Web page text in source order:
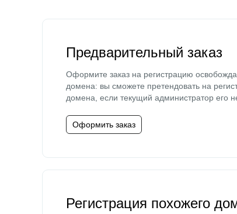
Предварительный заказ
Оформите заказ на регистрацию
домена: вы сможете претендовать на
домена, если текущий администратор его
Оформить заказ
Регистрация похожего